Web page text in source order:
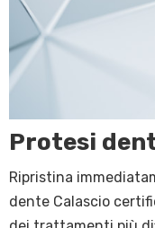
Protesi
Ripristina
dente Calascio